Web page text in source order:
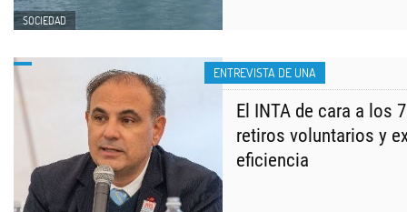
SOCIEDAD
ENTREVISTA DE UNA
El INTA de cara a los
retiros voluntarios y
eficiencia